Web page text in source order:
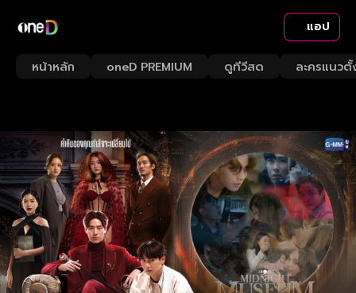
แอป
หน้าหลัก oneD PREMIUM ดูทีวีสด ละครแนวตั้